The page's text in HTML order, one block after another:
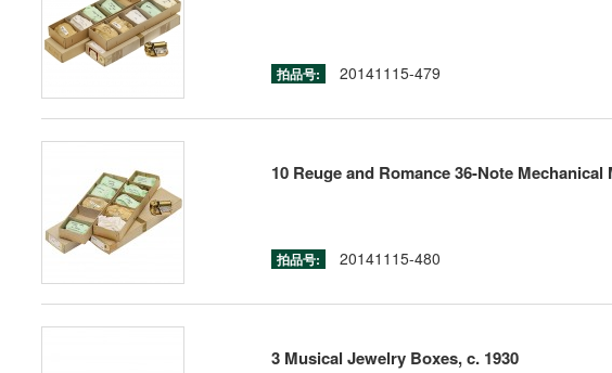
拍品号: 20141115-479
10 Reuge and Romance 36-Note
拍品号: 20141115-480
3 Musical Jewelry Boxes, c. 1930